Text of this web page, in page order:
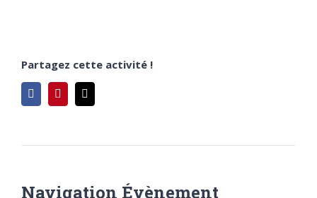
Partagez cette activité !
FacebookPinterest
Navigation Évènement